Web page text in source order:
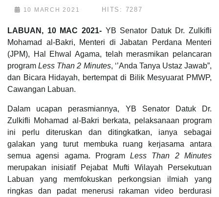
10 MARCH 2021 HITS: 7287
LABUAN, 10 MAC 2021-YB Senator Datuk Dr. Zulkifli
Mohamad al-Bakri, Menteri di Jabatan Perdana Menteri
(JPM), Hal Ehwal Agama, telah merasmikan pelancaran
programLess Than 2 Minutes, ‘’Anda Tanya Ustaz Jawab”,
dan Bicara Hidayah, bertempat di Bilik Mesyuarat PMWP,
Cawangan Labuan.
Dalam ucapan perasmiannya, YB Senator Datuk Dr.
Zulkifli Mohamad al-Bakri berkata, pelaksanaan program
ini perlu diteruskan dan ditingkatkan, ianya sebagai
galakan yang turut membuka ruang kerjasama antara
semua agensi agama. ProgramLess Than 2 Minutes
merupakan inisiatif Pejabat Mufti Wilayah Persekutuan
Labuan yang memfokuskan perkongsian ilmiah yang
ringkas dan padat menerusi rakaman video berdurasi